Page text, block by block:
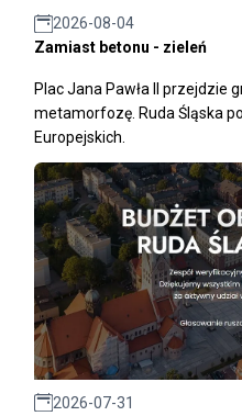
2026-08-04
Zamiast betonu - zieleń
Plac Jana Pawła II przejdzie
metamorfozę. Ruda Śląska
Europejskich.
2026-07-31